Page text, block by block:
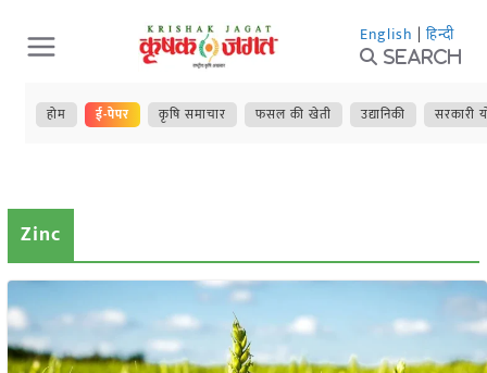
Skip
to
content
English | हिन्दी
Search
होम ई-पेपर कृषि समाचार फसल की खेती उद्यानिकी सरकारी
Zinc